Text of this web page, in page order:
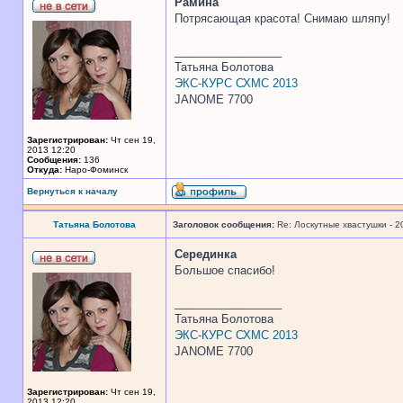
Зарегистрирован: Чт сен 19,
2013 12:20
Сообщения: 136
Откуда: Наро-Фоминск
Потрясающая красота! Снимаю шляпу!
Татьяна Болотова
ЭКС-КУРС СХМС 2013
JANOME 7700
Вернуться к началу
Татьяна Болотова Заголовок сообщения: Re: Лоскутные хвастушки -
Зарегистрирован: Чт сен 19,
Серединка
Большое спасибо!
Татьяна Болотова
ЭКС-КУРС СХМС 2013
JANOME 7700